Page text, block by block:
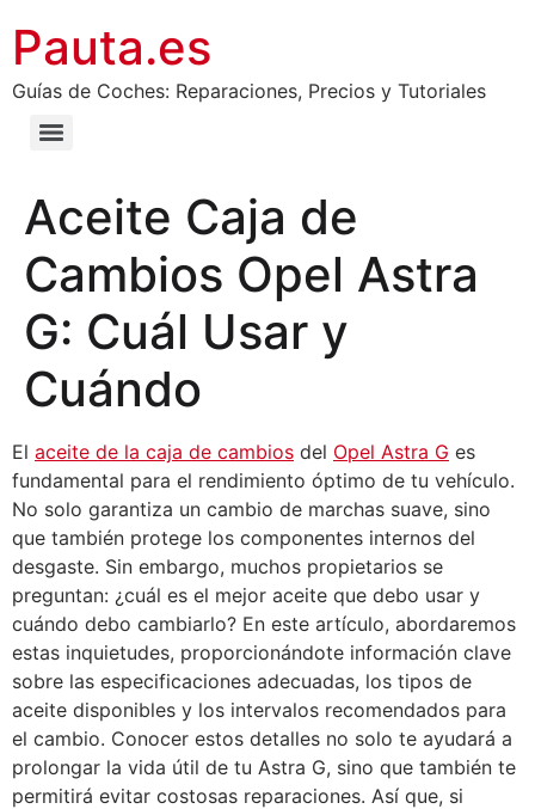
Pauta.es
Guías de Coches: Reparaciones, Precios y Tutoriales
Aceite Caja de
Cambios Opel Astra
G: Cuál Usar y
Cuándo
El aceite de la caja de cambios del Opel Astra G es
fundamental para el rendimiento óptimo de tu vehículo.
No solo garantiza un cambio de marchas suave, sino
que también protege los componentes internos del
desgaste. Sin embargo, muchos propietarios se
preguntan: ¿cuál es el mejor aceite que debo usar y
cuándo debo cambiarlo? En este artículo, abordaremos
estas inquietudes, proporcionándote información clave
sobre las especificaciones adecuadas, los tipos de
aceite disponibles y los intervalos recomendados para
el cambio. Conocer estos detalles no solo te ayudará a
prolongar la vida útil de tu Astra G, sino que también te
permitirá evitar costosas reparaciones. Así que, si